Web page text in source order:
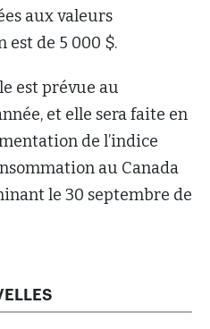
aux valeurs
est de 5 000 $.
est prévue au
et elle sera faite en
de l’indice
au Canada
le 30 septembre de